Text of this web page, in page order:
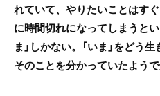
れていて、やりたいことはす
に時間切れになってしまうと
ま」しかない。「いま」をどう
そのことを分かっていたよう